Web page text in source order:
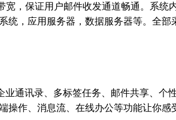
，保证用户邮件收发通道畅通。系统
统，应用服务器，数据服务器等。全部
通讯录、多标签任务、邮件共享、个
操作、消息流、在线办公等功能让你感